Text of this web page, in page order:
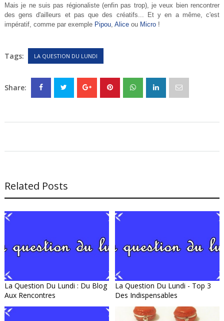
Mais je ne suis pas régionaliste (enfin pas trop), je veux bien rencontrer
des gens d'ailleurs et pas que des créatifs... Et y en a même, c'est
impératif, comme par exemple Pipou, Aliceou Micro!
Tags: LA QUESTION DU LUNDI
Share:
Related Posts
La Question Du Lundi : Du Blog
Aux Rencontres
La Question Du Lundi - Top 3
Des Indispensables